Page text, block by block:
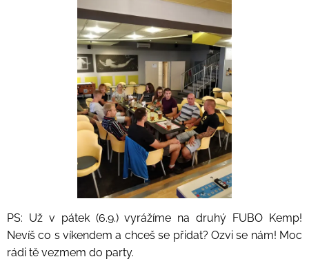
PS: Už v pátek (6.9.) vyrážíme na druhý FUBO Kemp!
Nevíš co s víkendem a chceš se přidat? Ozvi se nám! Moc
rádi tě vezmem do party.